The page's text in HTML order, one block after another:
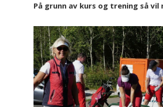
På grunn av kurs og trening så